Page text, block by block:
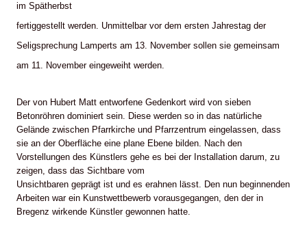
im Spätherbst
fertiggestellt werden. Unmittelbar vor dem ersten Jahrestag der
Seligsprechung Lamperts am 13. November sollen sie gemeinsam
am 11. November eingeweiht werden.
Der von Hubert Matt entworfene Gedenkort wird von sieben
Betonröhren dominiert sein. Diese werden so in das natürliche
Gelände zwischen Pfarrkirche und Pfarrzentrum eingelassen, dass
sie an der Oberfläche eine plane Ebene bilden. Nach den
Vorstellungen des Künstlers gehe es bei der Installation darum, zu
zeigen, dass das Sichtbare vom
Unsichtbaren geprägt ist und es erahnen lässt. Den nun beginnenden
Arbeiten war ein Kunstwettbewerb vorausgegangen, den der in
Bregenz wirkende Künstler gewonnen hatte.